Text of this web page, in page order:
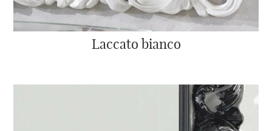
Laccato bianco